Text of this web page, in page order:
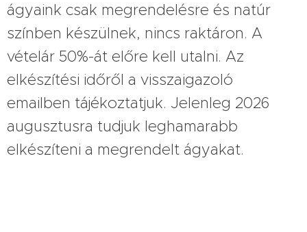
ágyaink csak megrendelésre és natúr
színben készülnek, nincs raktáron. A
vételár 50%-át előre kell utalni. Az
elkészítési időről a visszaigazoló
emailben tájékoztatjuk. Jelenleg 2026
augusztusra tudjuk leghamarabb
elkészíteni a megrendelt ágyakat.